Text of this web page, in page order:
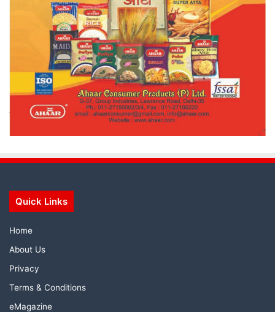
Quick Links
Home
About Us
Privacy
Terms & Conditions
eMagazine